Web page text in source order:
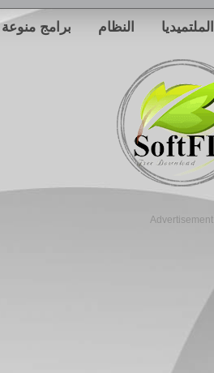
الملتميديا النظام برامج منوعة
Advertisement